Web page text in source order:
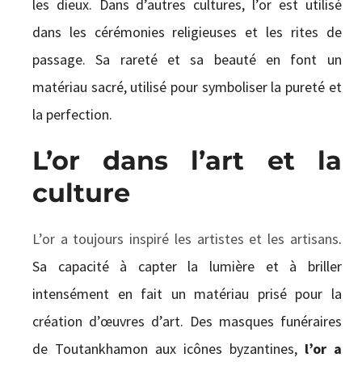
les dieux. Dans d’autres cultures, l’or est utilisé
dans les cérémonies religieuses et les rites de
passage. Sa rareté et sa beauté en font un
matériau sacré, utilisé pour symboliser la pureté et
la perfection.
L’or dans l’art et la
culture
L’or a toujours inspiré les artistes et les artisans.
Sa capacité à capter la lumière et à briller
intensément en fait un matériau prisé pour la
création d’œuvres d’art. Des masques funéraires
de Toutankhamon aux icônes byzantines, l’or a